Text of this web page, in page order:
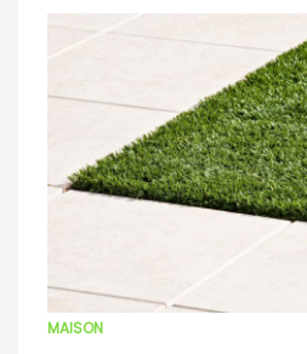
MAISON